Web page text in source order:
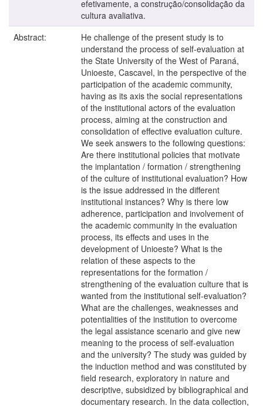
efetivamente, a construção/consolidação da
cultura avaliativa.
Abstract:
He challenge of the present study is to
understand the process of self-evaluation at
the State University of the West of Paraná,
Unioeste, Cascavel, in the perspective of the
participation of the academic community,
having as its axis the social representations
of the institutional actors of the evaluation
process, aiming at the construction and
consolidation of effective evaluation culture.
We seek answers to the following questions:
Are there institutional policies that motivate
the implantation / formation / strengthening
of the culture of institutional evaluation? How
is the issue addressed in the different
institutional instances? Why is there low
adherence, participation and involvement of
the academic community in the evaluation
process, its effects and uses in the
development of Unioeste? What is the
relation of these aspects to the
representations for the formation /
strengthening of the evaluation culture that is
wanted from the institutional self-evaluation?
What are the challenges, weaknesses and
potentialities of the institution to overcome
the legal assistance scenario and give new
meaning to the process of self-evaluation
and the university? The study was guided by
the induction method and was constituted by
field research, exploratory in nature and
descriptive, subsidized by bibliographical and
documentary research. In the data collection,